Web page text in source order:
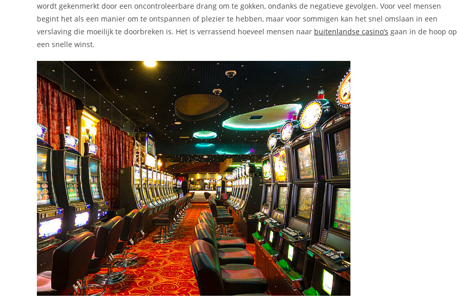
wordt gekenmerkt door een oncontroleerbare drang om te gokken, ondanks de negatieve gevolgen. Voor veel mensen
begint het als een manier om te ontspannen of plezier te hebben, maar voor sommigen kan het snel omslaan in een
verslaving die moeilijk te doorbreken is. Het is verrassend hoeveel mensen naar buitenlandse casino’s gaan in de hoop op
een snelle winst.